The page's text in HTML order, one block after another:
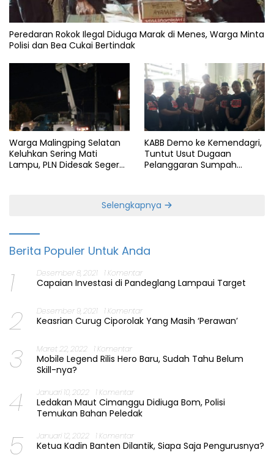
Peredaran Rokok Ilegal Diduga Marak di Menes, Warga Minta
Polisi dan Bea Cukai Bertindak
Warga Malingping Selatan
Keluhkan Sering Mati
Lampu, PLN Didesak Segera
KABB Demo ke Kemendagri,
Tuntut Usut Dugaan
Pelanggaran Sumpah
Selengkapnya
Berita Populer Untuk Anda
1 Desember 8, 2021 1 Komentar
Capaian Investasi di Pandeglang Lampaui Target
2 Desember 9, 2021 1 Komentar
Keasrian Curug Ciporolak Yang Masih ‘Perawan’
3 Maret 22, 2022 1 Komentar
Mobile Legend Rilis Hero Baru, Sudah Tahu Belum
Skill-nya?
4 Januari 10, 2022 1 Komentar
Ledakan Maut Cimanggu Didiuga Bom, Polisi
Temukan Bahan Peledak
5 Januari 12, 2022 1 Komentar
Ketua Kadin Banten Dilantik, Siapa Saja Pengurusnya?